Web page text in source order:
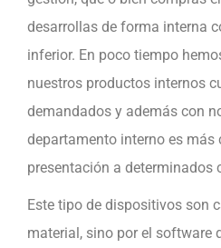
desarrollas de forma interna
inferior. En poco tiempo
nuestros productos internos
demandados y además con
departamento interno es más
presentación a determinados
Este tipo de dispositivos son
material, sino por el software